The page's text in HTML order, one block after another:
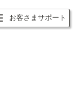
お客さまサポート